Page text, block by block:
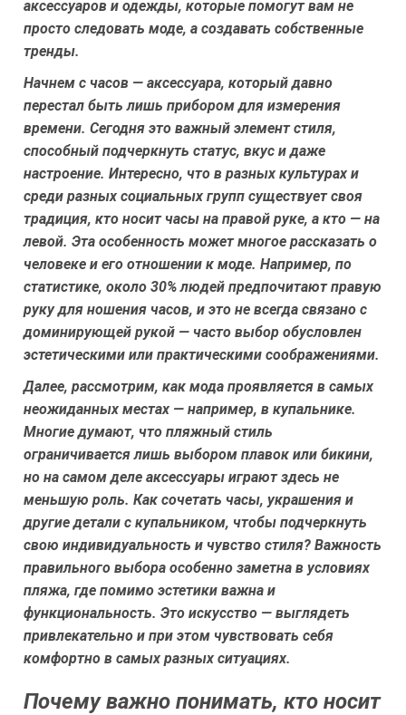
аксессуаров и одежды, которые помогут вам не
просто следовать моде, а создавать собственные
тренды.
Начнем с часов — аксессуара, который давно
перестал быть лишь прибором для измерения
времени. Сегодня это важный элемент стиля,
способный подчеркнуть статус, вкус и даже
настроение. Интересно, что в разных культурах и
среди разных социальных групп существует своя
традиция, кто носит часы на правой руке, а кто — на
левой. Эта особенность может многое рассказать о
человеке и его отношении к моде. Например, по
статистике, около 30% людей предпочитают правую
руку для ношения часов, и это не всегда связано с
доминирующей рукой — часто выбор обусловлен
эстетическими или практическими соображениями.
Далее, рассмотрим, как мода проявляется в самых
неожиданных местах — например, в купальнике.
Многие думают, что пляжный стиль
ограничивается лишь выбором плавок или бикини,
но на самом деле аксессуары играют здесь не
меньшую роль. Как сочетать часы, украшения и
другие детали с купальником, чтобы подчеркнуть
свою индивидуальность и чувство стиля? Важность
правильного выбора особенно заметна в условиях
пляжа, где помимо эстетики важна и
функциональность. Это искусство — выглядеть
привлекательно и при этом чувствовать себя
комфортно в самых разных ситуациях.
Почему важно понимать, кто носит